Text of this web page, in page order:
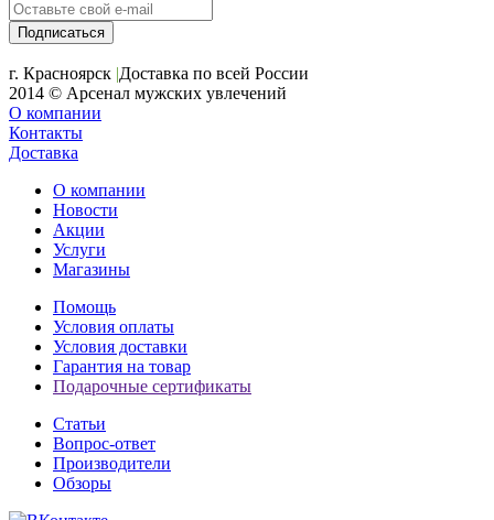
г. Красноярск |Доставка по всей России
2014 © Арсенал мужских увлечений
О компании
Контакты
Доставка
О компании
Новости
Акции
Услуги
Магазины
Помощь
Условия оплаты
Условия доставки
Гарантия на товар
Подарочные сертификаты
Статьи
Вопрос-ответ
Производители
Обзоры